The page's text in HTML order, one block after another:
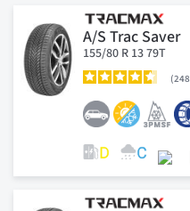
A/S Trac Saver
155/80 R 13 79T
248